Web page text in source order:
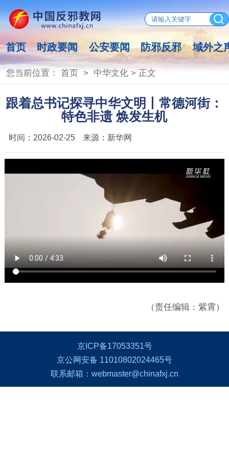
首页 时政要闻 公安要闻 防邪反邪 域外之
您当前位置： 首页> 中华文化> 正文
跟着总书记探寻中华文明丨常德河街：
特色非遗 焕发生机
时间： 2026-02-25 来源： 新华网
（责任编辑：紫霄）
京ICP备17053351号
京公网安备 11010802024465号
联系邮箱：webmaster@chinafxj.cn